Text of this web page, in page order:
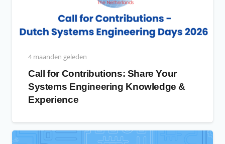
4 maanden geleden
Call for Contributions: Share Your
Systems Engineering Knowledge &
Experience